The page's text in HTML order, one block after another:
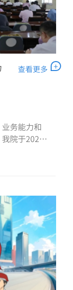
务能力和
院于2025
查看更多 +